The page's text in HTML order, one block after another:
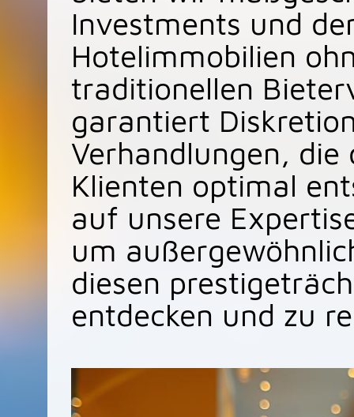
Investments und
Hotelimmobilien
traditionellen
garantiert
Verhandlungen, die
Klienten optimal
auf unsere
um
diesen
entdecken und zu